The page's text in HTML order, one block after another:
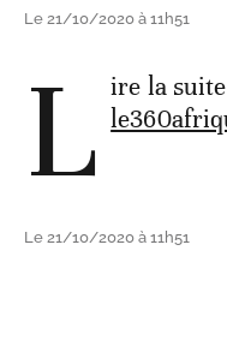
Le 21/10/2020 à 11h51
L ire la
Le 21/10/2020 à 11h51